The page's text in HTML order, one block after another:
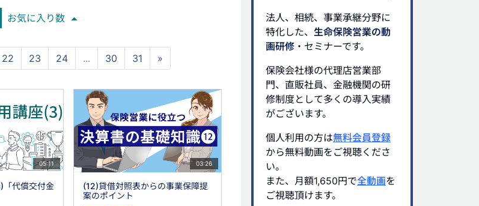
お気に入り数
22 23 24 ... 30 31 »
05:11
「代償交付金
03:26
(12)貸借対照表からの事業保障提
案のポイント
法人、相続、事業承継分野に
特化した、 生命保険営業の動
画研修 ・セミナーです。
保険会社様の代理店営業部
門、直販社員、金融機関の研
修制度として多くの導入実績
がございます。
個人利用の方は無料会員登録
から無料動画をご視聴くださ
い。
また、月額1,650円で全動画を
ご視聴頂けます。